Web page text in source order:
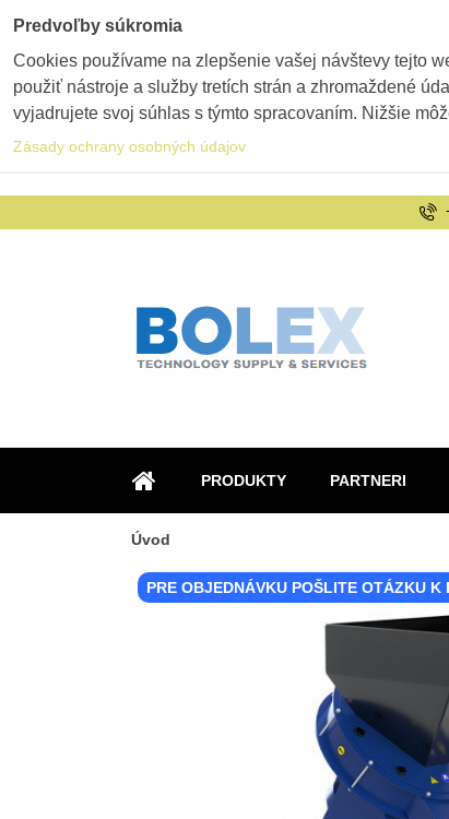
ÚVOD
PRODUKTY PARTNERI
Úvod
PRE OBJEDNÁVKU POŠLITE OTÁZKU K
Predvoľby súkromia
Cookies používame na zlepšenie vašej návštevy tejto
použiť nástroje a služby tretích strán a zhromaždené
vyjadrujete svoj súhlas s týmto spracovaním. Nižšie
Zásady ochrany osobných údajov